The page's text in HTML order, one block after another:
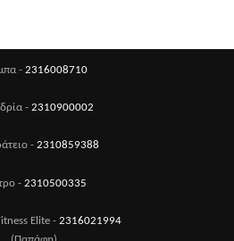
- 2316008710
- 2310900002
- 2310859388
- 2310500335
Elite - 2316021994